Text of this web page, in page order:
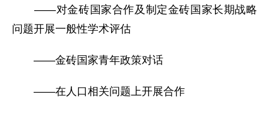
——对金砖国家合作及制定金砖国家长期战略
问题开展一般性学术评估
——金砖国家青年政策对话
——在人口相关问题上开展合作